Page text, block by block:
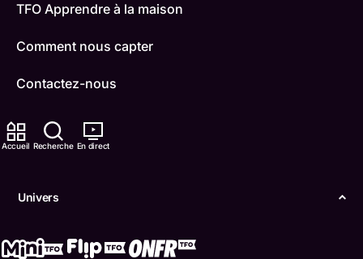
Accueil Recherche En direct
Univers
TFO Apprendre à la maison
Comment nous capter
Contactez-nous
ONFR
Boukili